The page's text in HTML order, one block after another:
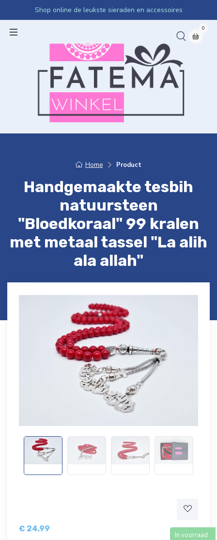
Shop online de leukste sieraden en accessoires
0
Home Product
Handgemaakte tesbih
natuursteen
"Bloedkoraal" 99 kralen
met metaal tassel "La alih
ala allah"
€ 24,99
In voorraad